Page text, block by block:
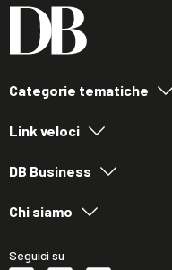
Categorie tematiche
Link veloci
DB Business
Chi siamo
Seguici su